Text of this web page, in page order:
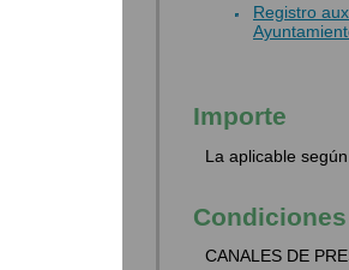
Registro
Importe
La aplicable
CANALES DE